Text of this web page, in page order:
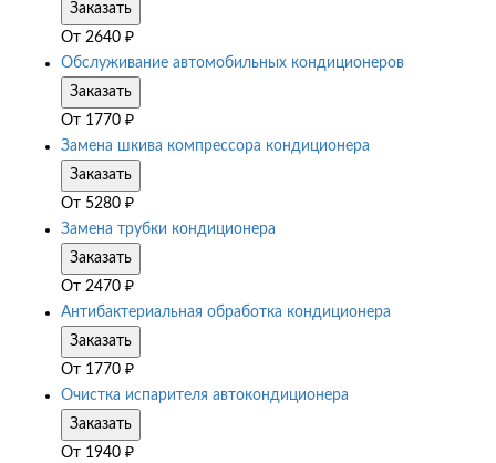
Заказать
От 2640 ₽
Обслуживание автомобильных кондиционеров
Заказать
От 1770 ₽
Замена шкива компрессора кондиционера
Заказать
От 5280 ₽
Замена трубки кондиционера
Заказать
От 2470 ₽
Антибактериальная обработка кондиционера
Заказать
От 1770 ₽
Очистка испарителя автокондиционера
Заказать
От 1940 ₽